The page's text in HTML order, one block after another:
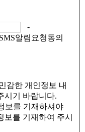
-
SMS알림요청동의
감한 개인정보 내
시기 바랍니다.
보를 기재하셔야
보를 기재하여 주시